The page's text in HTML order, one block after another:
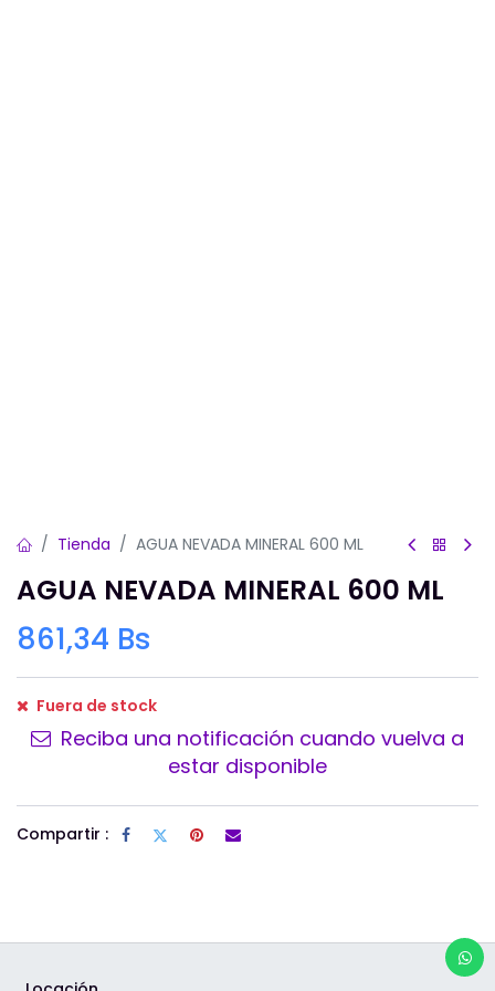
Tienda AGUA NEVADA MINERAL 600 ML
AGUA NEVADA MINERAL 600 ML
861,34 Bs
Fuera de stock
Reciba una notificación cuando vuelva a
estar disponible
Compartir :